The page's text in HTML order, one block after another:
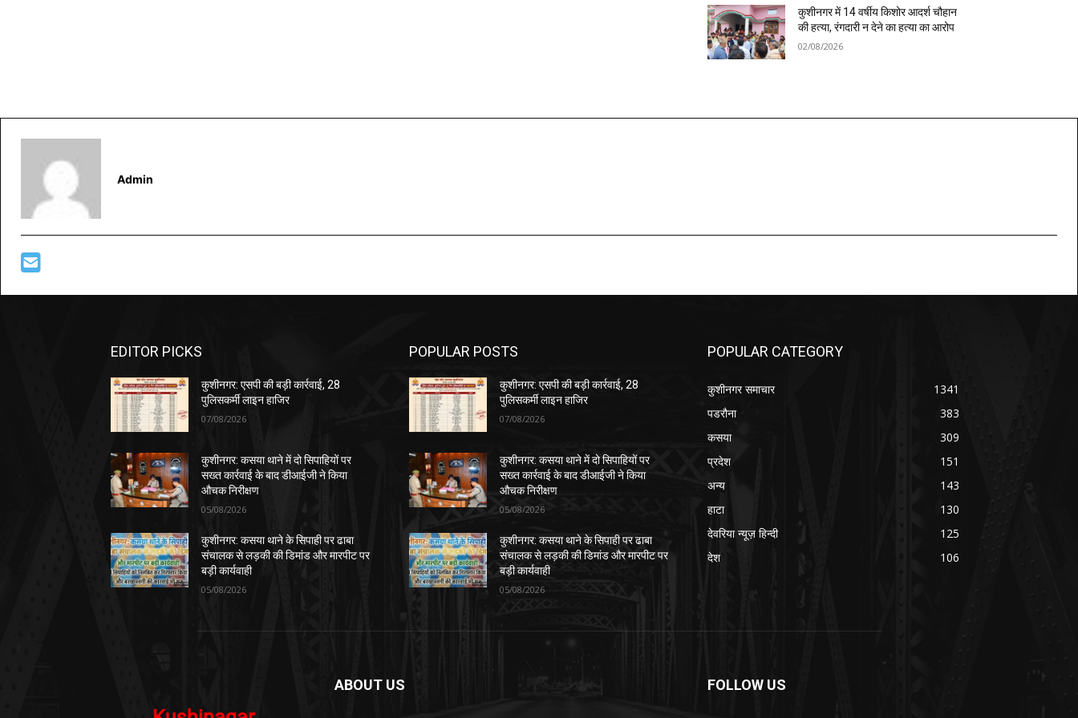
कुशीनगर में 14 वर्षीय किशोर आदर्श चौहान
की हत्या, रंगदारी न देने का हत्या का आरोप
02/08/2026
Admin
EDITOR PICKS
कुशीनगर: एसपी की बड़ी कार्रवाई, 28
पुलिसकर्मी लाइन हाजिर
07/08/2026
कुशीनगर: कसया थाने में दो सिपाहियों पर
सख्त कार्रवाई के बाद डीआईजी ने किया
औचक निरीक्षण
05/08/2026
कुशीनगर: कसया थाने के सिपाही पर ढाबा
संचालक से लड़की की डिमांड और मारपीट पर
बड़ी कार्यवाही
05/08/2026
POPULAR POSTS
कुशीनगर: एसपी की बड़ी कार्रवाई, 28
पुलिसकर्मी लाइन हाजिर
07/08/2026
कुशीनगर: कसया थाने में दो सिपाहियों पर
सख्त कार्रवाई के बाद डीआईजी ने किया
औचक निरीक्षण
05/08/2026
कुशीनगर: कसया थाने के सिपाही पर ढाबा
संचालक से लड़की की डिमांड और मारपीट पर
बड़ी कार्यवाही
05/08/2026
POPULAR CATEGORY
कुशीनगर समाचार
1341
पडरौना
383
कसया
309
प्रदेश
151
अन्य
143
हाटा
130
देवरिया न्यूज़ हिन्दी
125
देश
106
ABOUT US FOLLOW US